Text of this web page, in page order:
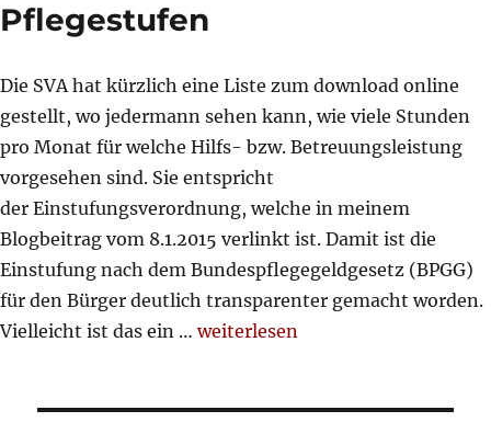
Pflegestufen
Die SVA hat kürzlich eine Liste zum download online
gestellt, wo jedermann sehen kann, wie viele Stunden
pro Monat für welche Hilfs- bzw. Betreuungsleistung
vorgesehen sind. Sie entspricht
der Einstufungsverordnung, welche in meinem
Blogbeitrag vom 8.1.2015 verlinkt ist. Damit ist die
Einstufung nach dem Bundespflegegeldgesetz (BPGG)
für den Bürger deutlich transparenter gemacht worden.
Vielleicht ist das ein …„Pflegestufen“
weiterlesen